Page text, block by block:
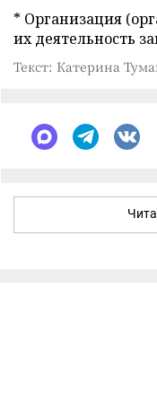
* Организация
их деятельность
Текст: Катерина